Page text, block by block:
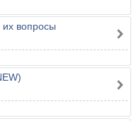
вопросы